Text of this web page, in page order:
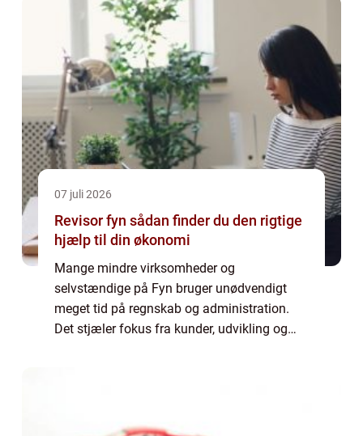
07 juli 2026
Revisor fyn sådan finder du den rigtige
hjælp til din økonomi
Mange mindre virksomheder og
selvstændige på Fyn bruger unødvendigt
meget tid på regnskab og administration.
Det stjæler fokus fra kunder, udvikling og